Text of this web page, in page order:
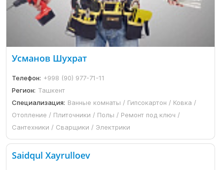
Усманов Шухрат
Телефон: +998 (90) 977-71-11
Регион: Ташкент
Специализация: Ванные комнаты / Гипсокартон / Ковка /
Отопление / Плиточники / Полы / Ремонт под ключ /
Сантехники / Сварщики / Электрики
Saidqul Xayrulloev